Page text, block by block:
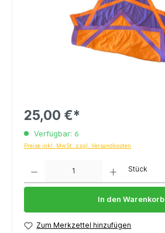
25,00 €*
Verfügbar: 6
Preise inkl. MwSt. zzgl. Versandkosten
Stück
In den Warenkorb
Zum Merkzettel hinzufügen